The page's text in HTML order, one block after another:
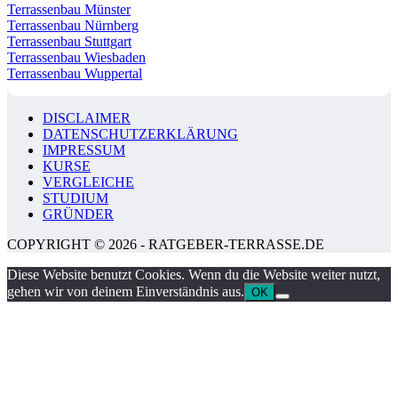
Terrassenbau Münster
Terrassenbau Nürnberg
Terrassenbau Stuttgart
Terrassenbau Wiesbaden
Terrassenbau Wuppertal
DISCLAIMER
DATENSCHUTZERKLÄRUNG
IMPRESSUM
KURSE
VERGLEICHE
STUDIUM
GRÜNDER
COPYRIGHT © 2026 - RATGEBER-TERRASSE.DE
Diese Website benutzt Cookies. Wenn du die Website weiter nutzt,
gehen wir von deinem Einverständnis aus. OK